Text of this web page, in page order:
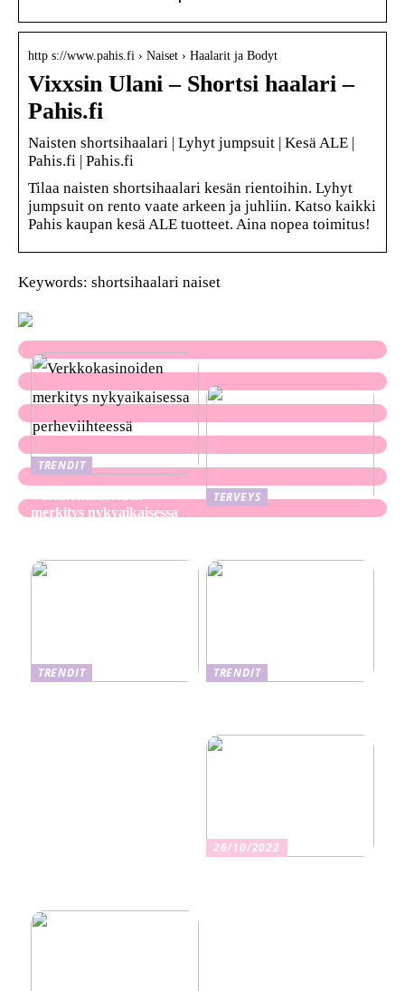
http s://www.pahis.fi › Naiset › Haalarit ja Bodyt
Vixxsin Ulani – Shortsi haalari –
Pahis.fi
Naisten shortsihaalari | Lyhyt jumpsuit | Kesä ALE |
Pahis.fi | Pahis.fi
Tilaa naisten shortsihaalari kesän rientoihin. Lyhyt
jumpsuit on rento vaate arkeen ja juhliin. Katso kaikki
Pahis kaupan kesä ALE tuotteet. Aina nopea toimitus!
Keywords: shortsihaalari naiset
TRENDIT
merkitys nykyaikaisessa
TERVEYS
TRENDIT
TRENDIT
26/10/2022